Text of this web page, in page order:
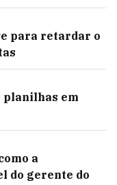
para retardar o
em
a
do gerente do